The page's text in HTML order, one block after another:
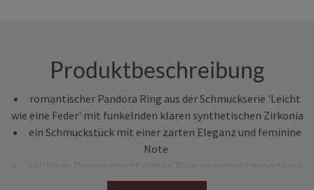
Produktbeschreibung
romantischer Pandora Ring aus der Schmuckserie 'Leicht
wie eine Feder' mit funkelnden klaren synthetischen Zirkonia
ein Schmuckstück mit einer zarten Eleganz und feminine
Note
zeitloses Design macht diesen Ring zu einem besonderen
Schmuckstück